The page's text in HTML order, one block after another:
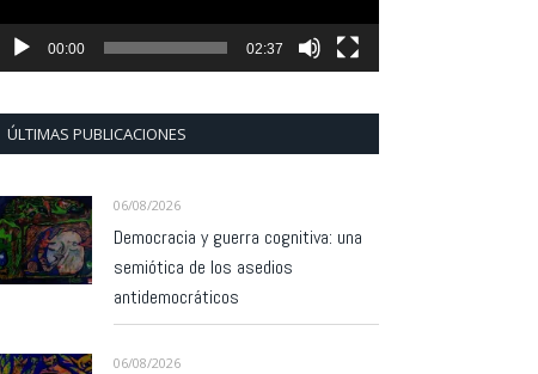
00:00 02:37
ÚLTIMAS PUBLICACIONES
06/08/2026
Democracia y guerra cognitiva: una
semiótica de los asedios
antidemocráticos
06/08/2026